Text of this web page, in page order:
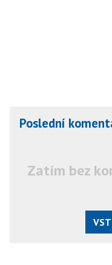
Poslední
Zatím bez